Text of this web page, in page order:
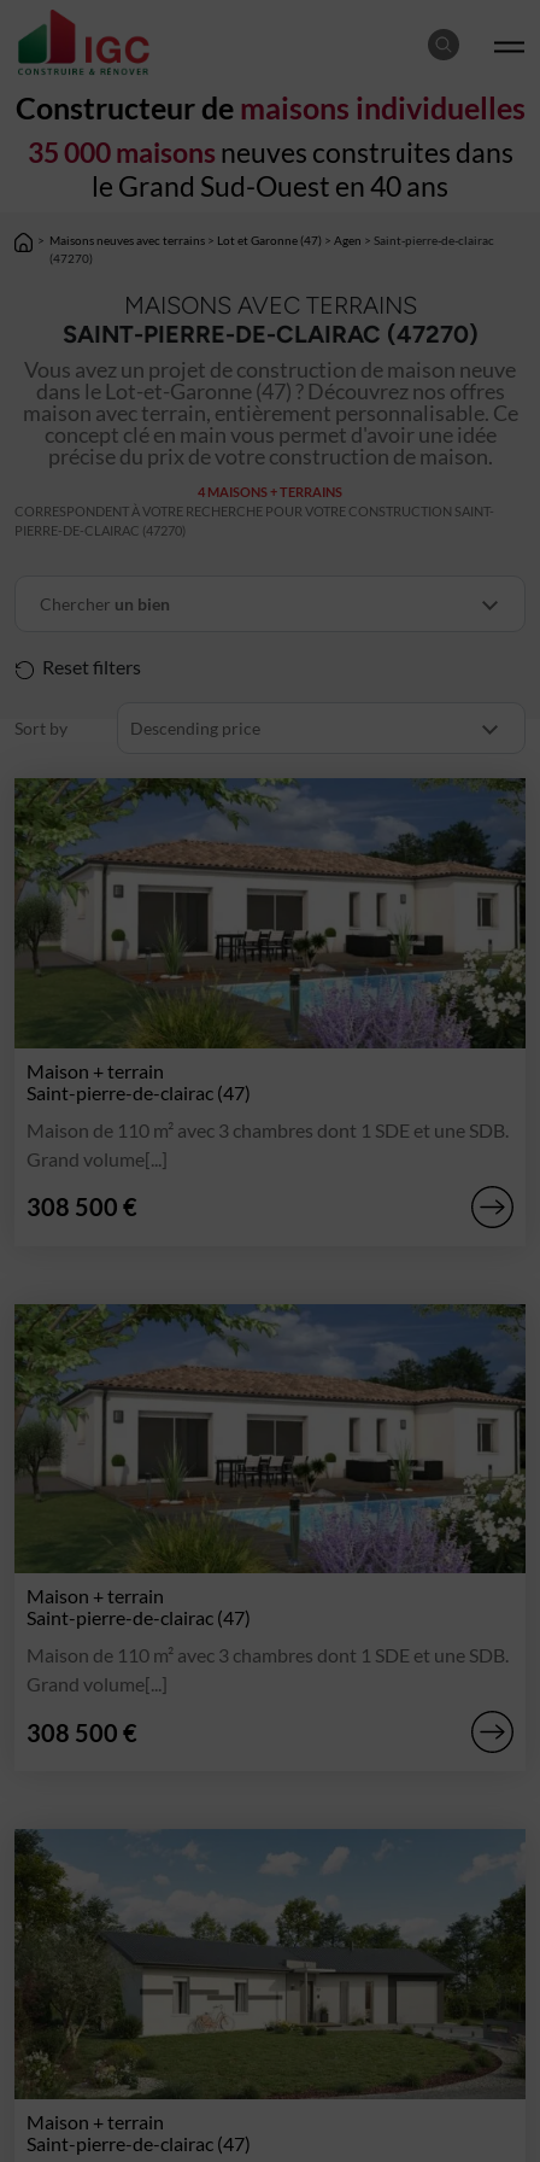
Constructeur de maisons individuelles
35 000 maisons neuves construites dans
le Grand Sud-Ouest en 40 ans
> Maisons neuves avec terrains > Lot et Garonne (47) > Agen > Saint-pierre-de-clairac
(47270)
MAISONS AVEC TERRAINS
SAINT-PIERRE-DE-CLAIRAC (47270)
Vous avez un projet de construction de maison neuve
dans le Lot-et-Garonne (47) ? Découvrez nos offres
maison avec terrain, entièrement personnalisable. Ce
concept clé en main vous permet d'avoir une idée
précise du prix de votre construction de maison.
4 MAISONS + TERRAINS
CORRESPONDENT À VOTRE RECHERCHE POUR VOTRE CONSTRUCTION SAINT-
PIERRE-DE-CLAIRAC (47270)
Chercher un bien
Reset filters
Sort by Descending price
Maison + terrain
Saint-pierre-de-clairac (47)
Maison de 110 m² avec 3 chambres dont 1 SDE et une SDB.
Grand volume[...]
308 500 €
Maison + terrain
Saint-pierre-de-clairac (47)
Maison de 110 m² avec 3 chambres dont 1 SDE et une SDB.
Grand volume[...]
308 500 €
Maison + terrain
Saint-pierre-de-clairac (47)